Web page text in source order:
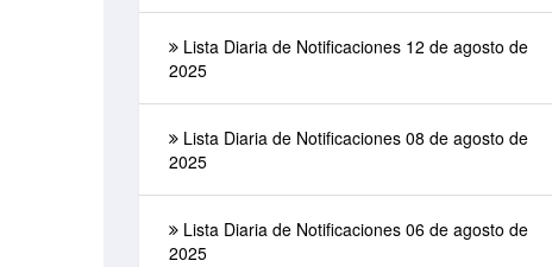
Lista Diaria de Notificaciones 12 de agosto de
2025
Lista Diaria de Notificaciones 08 de agosto de
2025
Lista Diaria de Notificaciones 06 de agosto de
2025